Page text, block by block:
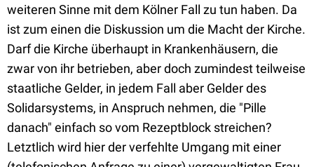
weiteren Sinne mit dem Kölner Fall zu tun haben. Da
ist zum einen die Diskussion um die Macht der Kirche.
Darf die Kirche überhaupt in Krankenhäusern, die
zwar von ihr betrieben, aber doch zumindest teilweise
staatliche Gelder, in jedem Fall aber Gelder des
Solidarsystems, in Anspruch nehmen, die "Pille
danach" einfach so vom Rezeptblock streichen?
Letztlich wird hier der verfehlte Umgang mit einer